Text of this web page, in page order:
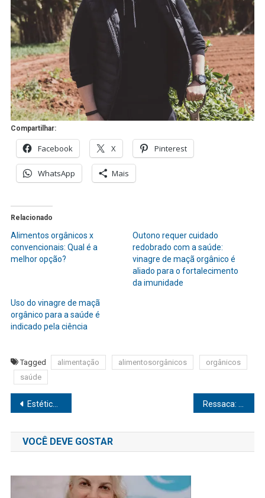
Compartilhar:
Facebook X Pinterest
WhatsApp Mais
Relacionado
Alimentos orgânicos x
convencionais: Qual é a
melhor opção?
Outono requer cuidado
redobrado com a saúde:
vinagre de maçã orgânico é
aliado para o fortalecimento
da imunidade
Uso do vinagre de maçã
orgânico para a saúde é
indicado pela ciência
Tagged alimentação alimentosorgânicos
orgânicos
saúde
Navegação
de
Post
Estética: Procura por tratamentos aumenta neste período de férias
VOCÊ DEVE GOSTAR